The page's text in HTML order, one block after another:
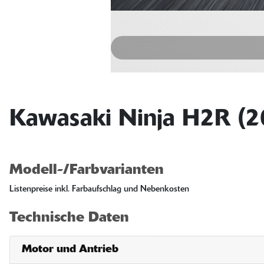
Kawasaki Ninja H2R
Modell-/Farbvarianten
Listenpreise inkl. Farbaufschlag und Nebenkosten
Technische Daten
Motor und Antrieb